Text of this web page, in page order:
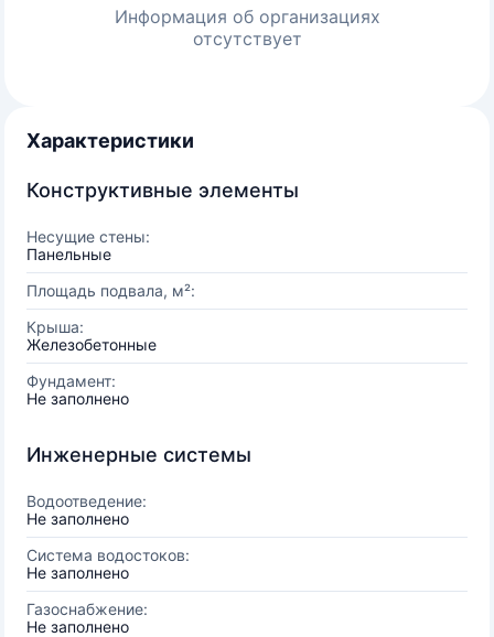
Информация об организациях
отсутствует
Характеристики
Конструктивные элементы
Несущие стены:
Панельные
Площадь подвала, м²:
Крыша:
Железобетонные
Фундамент:
Не заполнено
Инженерные системы
Водоотведение:
Не заполнено
Система водостоков:
Не заполнено
Газоснабжение:
Не заполнено